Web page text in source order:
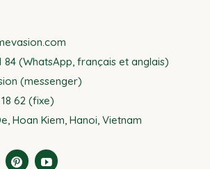
84 (WhatsApp, français et anglais)
(messenger)
62 (fixe)
Hoan Kiem, Hanoi, Vietnam